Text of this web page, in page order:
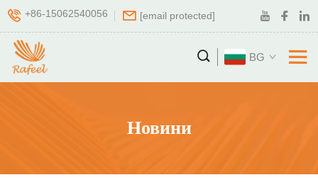
+86-15062540056 [email protected]
BG
Новини